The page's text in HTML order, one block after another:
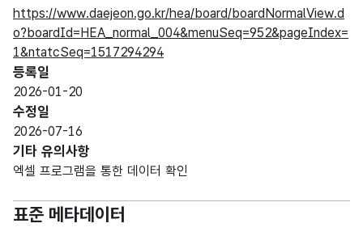
https://www.daejeon.go.kr/hea/board/boardNormalView.d
o?boardId=HEA_normal_004&menuSeq=952&pageIndex=
1&ntatcSeq=1517294294
등록일
2026-01-20
수정일
2026-07-16
기타 유의사항
엑셀 프로그램을 통한 데이터 확인
표준 메타데이터